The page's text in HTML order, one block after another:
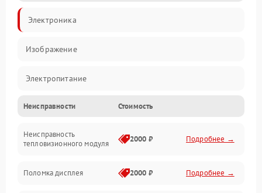
Электроника
Изображение
Электропитание
Измерения
Матрица
Неисправности Стоимость
Неисправность
тепловизионного модуля
2000 ₽ Подробнее →
Поломка дисплея 2000 ₽ Подробнее →